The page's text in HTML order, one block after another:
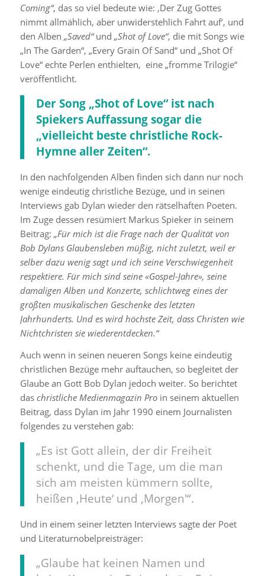
Coming“, das so viel bedeute wie: ‚Der Zug Gottes
nimmt allmählich, aber unwiderstehlich Fahrt auf‘, und
den Alben „Saved“und „Shot of Love“, die mit Songs wie
„In The Garden“, „Every Grain Of Sand“ und „Shot Of
Love“ echte Perlen enthielten, eine „fromme Trilogie“
veröffentlicht.
Der Song „Shot of Love“ ist nach
Spiekers Auffassung sogar die
„vielleicht beste christliche Rock-
Hymne aller Zeiten“.
In den nachfolgenden Alben finden sich dann nur noch
wenige eindeutig christliche Bezüge, und in seinen
Interviews gab Dylan wieder den rätselhaften Poeten.
Im Zuge dessen resümiert Markus Spieker in seinem
Beitrag: „Für mich ist die Frage nach der Qualität von
Bob Dylans Glaubensleben müßig, nicht zuletzt, weil er
selber dazu wenig sagt und ich seine Verschwiegenheit
respektiere. Für mich sind seine «Gospel-Jahre», seine
damaligen Alben und Konzerte, schlichtweg eines der
größten musikalischen Geschenke des letzten
Jahrhunderts. Und es wird höchste Zeit, dass Christen wie
Nichtchristen sie wiederentdecken.“
Auch wenn in seinen neueren Songs keine eindeutig
christlichen Bezüge mehr auftauchen, so begleitet der
Glaube an Gott Bob Dylan jedoch weiter. So berichtet
das christliche Medienmagazin Proin seinem aktuellen
Beitrag, dass Dylan im Jahr 1990 einem Journalisten
folgendes zu verstehen gab:
„Es ist Gott allein, der dir Freiheit
schenkt, und die Tage, um die man
sich am meisten kümmern sollte,
heißen ,Heute‘ und ,Morgen'“.
Und in einem seiner letzten Interviews sagte der Poet
und Literaturnobelpreisträger:
„Glaube hat keinen Namen und